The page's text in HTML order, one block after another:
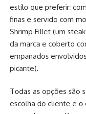
estilo que preferir:
finas e servido com
Shrimp Fillet (um
da marca e coberto
empanados
picante).
Todas as opções são
escolha do cliente e o